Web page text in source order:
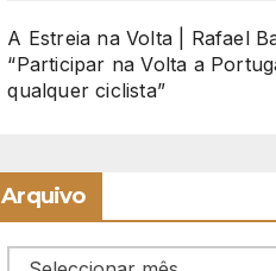
A Estreia na Volta | Rafael
“Participar na Volta a
qualquer ciclista”
Arquivo
Arquivo